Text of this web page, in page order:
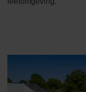
Edelrood